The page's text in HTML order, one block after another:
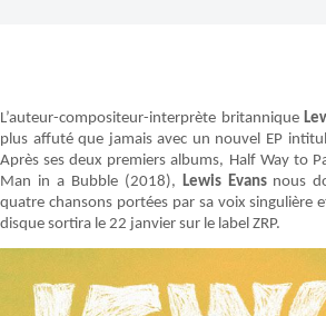
L’auteur-compositeur-interprète britannique
plus affuté que jamais avec un nouvel EP
Après ses deux premiers albums, Half Way to
Man in a Bubble (2018), Lewis Evansnous
quatre chansons portées par sa voix singulière
disque sortira le 22 janvier sur le label ZRP.